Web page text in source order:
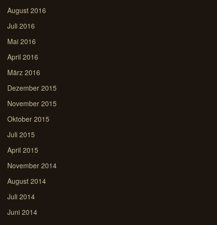
August 2016
Juli 2016
Mai 2016
April 2016
März 2016
Dezember 2015
November 2015
Oktober 2015
Juli 2015
April 2015
November 2014
August 2014
Juli 2014
Juni 2014